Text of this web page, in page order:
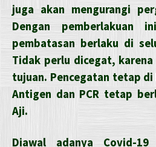
juga akan mengurangi
Dengan pemberlakuan
pembatasan berlaku di
Tidak perlu dicegat,
tujuan. Pencegatan tetap
Antigen dan PCR tetap
Aji.
Diawal adanya Covid-19